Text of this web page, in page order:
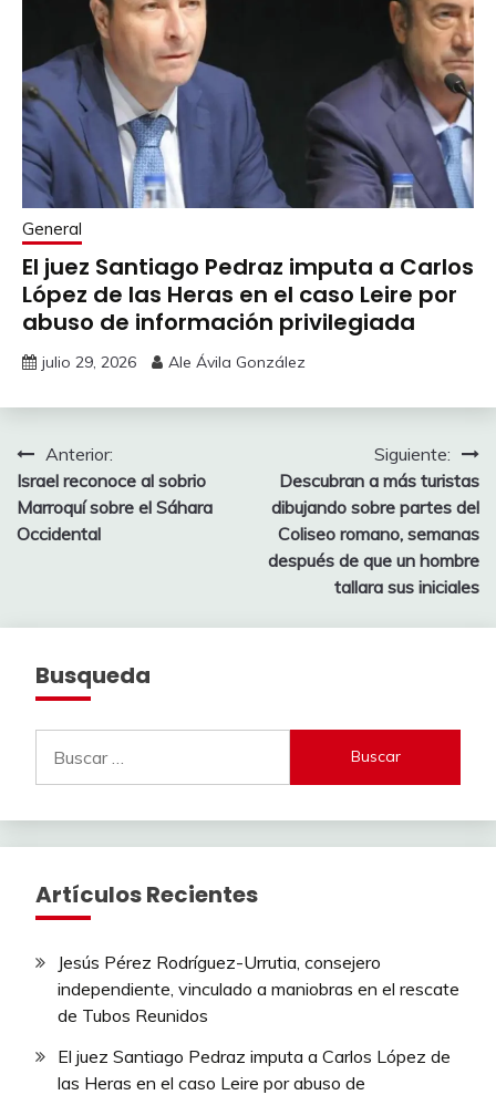
General
El juez Santiago Pedraz imputa a Carlos
López de las Heras en el caso Leire por
abuso de información privilegiada
julio 29, 2026 Ale Ávila González
Navegación
de
entradas
Anterior:
Israel reconoce al sobrio
Marroquí sobre el Sáhara
Occidental
Siguiente:
Descubran a más turistas
dibujando sobre partes del
Coliseo romano, semanas
después de que un hombre
tallara sus iniciales
Busqueda
Artículos Recientes
Jesús Pérez Rodríguez-Urrutia, consejero
independiente, vinculado a maniobras en el rescate
de Tubos Reunidos
El juez Santiago Pedraz imputa a Carlos López de
las Heras en el caso Leire por abuso de